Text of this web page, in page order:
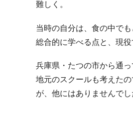
難しく。
当時の自分は、食の中で
総合的に学べる点と、現
兵庫県・たつの市から通
地元のスクールも考えた
が、他にはありませんでし